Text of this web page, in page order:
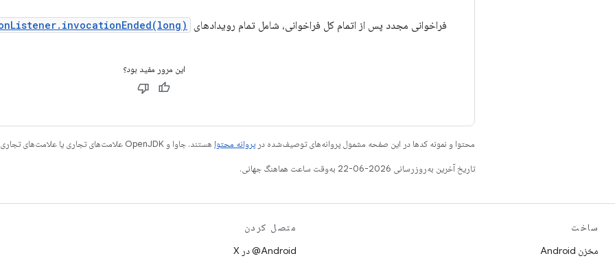
فراخوانی مجدد پس از اتمام کل فراخوانی، شامل تمام رویدادهای
این مرور مفید بود؟
محتوا و نمونه کدها در این صفحه مشمول پروانه‌های توصیف‌شده در پروانه محتوا هستند. جاوا و OpenJDK علامت‌های تجاری یا علامت‌های تجاری ثبت‌شده Oracle و/یا وابسته‌های آن هستند.
تاریخ آخرین به‌روزرسانی 2026-06-22 به‌وقت ساعت هماهنگ جهانی.
ساخت
مخزن Android
متصل کردن
‫‎@Android در X